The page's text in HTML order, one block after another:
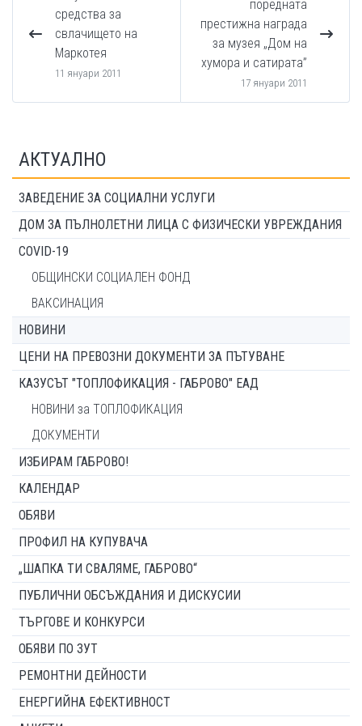
средства за
свлачището на
Маркотея
11 януари 2011
поредната
престижна награда
за музея „Дом на
хумора и сатирата”
17 януари 2011
АКТУАЛНО
ЗАВЕДЕНИЕ ЗА СОЦИАЛНИ УСЛУГИ
ДОМ ЗА ПЪЛНОЛЕТНИ ЛИЦА С ФИЗИЧЕСКИ УВРЕЖДАНИЯ
COVID-19
ОБЩИНСКИ СОЦИАЛЕН ФОНД
ВАКСИНАЦИЯ
НОВИНИ
ЦЕНИ НА ПРЕВОЗНИ ДОКУМЕНТИ ЗА ПЪТУВАНЕ
КАЗУСЪТ "ТОПЛОФИКАЦИЯ - ГАБРОВО" ЕАД
НОВИНИ за ТОПЛОФИКАЦИЯ
ДОКУМЕНТИ
ИЗБИРАМ ГАБРОВО!
КАЛЕНДАР
ОБЯВИ
ПРОФИЛ НА КУПУВАЧА
„ШАПКА ТИ СВАЛЯМЕ, ГАБРОВО“
ПУБЛИЧНИ ОБСЪЖДАНИЯ И ДИСКУСИИ
ТЪРГОВЕ И КОНКУРСИ
ОБЯВИ ПО ЗУТ
РЕМОНТНИ ДЕЙНОСТИ
ЕНЕРГИЙНА ЕФЕКТИВНОСТ